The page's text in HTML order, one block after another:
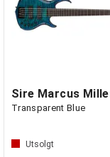
Transparent Blue
Utsolgt